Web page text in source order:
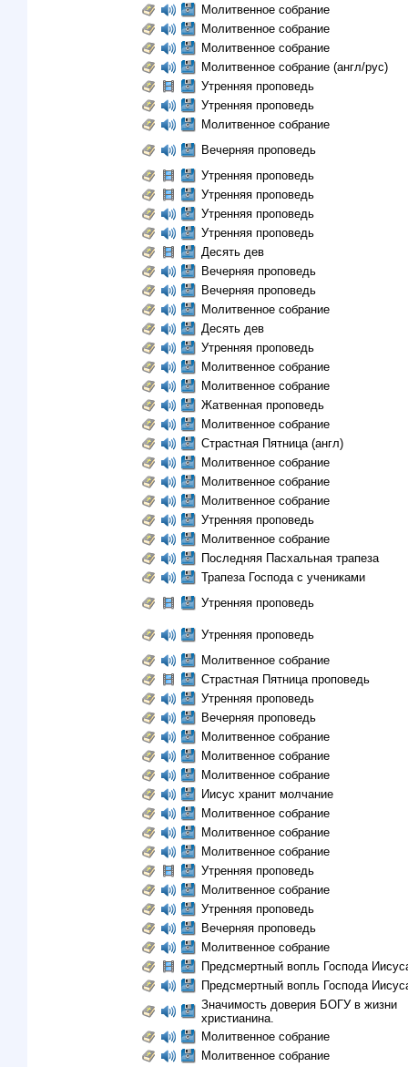
Молитвенное собрание
Молитвенное собрание
Молитвенное собрание
Молитвенное собрание (англ/рус)
Утренняя проповедь
Утренняя проповедь
Молитвенное собрание
Вечерняя проповедь
Утренняя проповедь
Утренняя проповедь
Утренняя проповедь
Утренняя проповедь
Десять дев
Вечерняя проповедь
Вечерняя проповедь
Молитвенное собрание
Десять дев
Утренняя проповедь
Молитвенное собрание
Молитвенное собрание
Жатвенная проповедь
Молитвенное собрание
Страстная Пятница (англ)
Молитвенное собрание
Молитвенное собрание
Молитвенное собрание
Утренняя проповедь
Молитвенное собрание
Последняя Пасхальная трапеза
Трапеза Господа с учениками
Утренняя проповедь
Утренняя проповедь
Молитвенное собрание
Страстная Пятница проповедь
Утренняя проповедь
Вечерняя проповедь
Молитвенное собрание
Молитвенное собрание
Молитвенное собрание
Иисус хранит молчание
Молитвенное собрание
Молитвенное собрание
Молитвенное собрание
Утренняя проповедь
Молитвенное собрание
Утренняя проповедь
Вечерняя проповедь
Молитвенное собрание
Предсмертный вопль Господа
Предсмертный вопль Господа
Значимость доверия БОГУ в жизни
христианина.
Молитвенное собрание
Молитвенное собрание